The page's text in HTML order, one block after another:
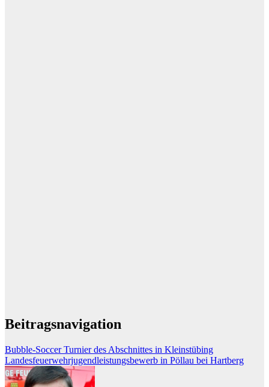
Beitragsnavigation
Bubble-Soccer Turnier des Abschnittes in Kleinstübing
Landesfeuerwehrjugendleistungsbewerb in Pöllau bei Hartberg